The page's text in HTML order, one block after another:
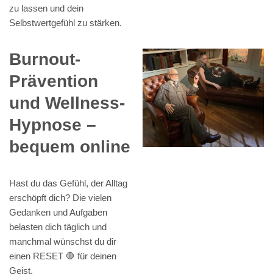
zu lassen und dein
Selbstwertgefühl zu stärken.
Burnout-
Prävention
und Wellness-
Hypnose –
bequem online
Hast du das Gefühl, der Alltag
erschöpft dich? Die vielen
Gedanken und Aufgaben
belasten dich täglich und
manchmal wünschst du dir
einen RESET 🛑 für deinen
Geist.